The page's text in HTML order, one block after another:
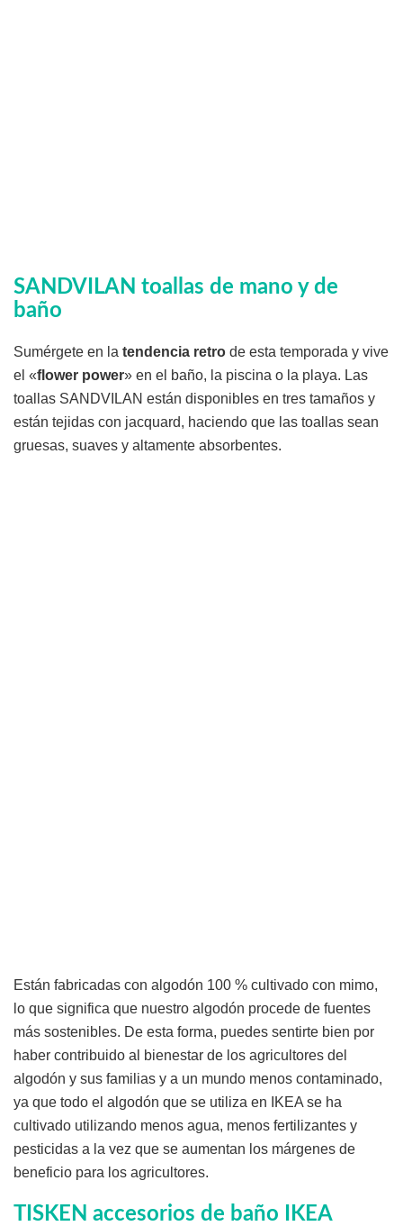
SANDVILAN toallas de mano y de
baño
Sumérgete en la tendencia retro de esta temporada y vive
el «flower power» en el baño, la piscina o la playa. Las
toallas SANDVILAN están disponibles en tres tamaños y
están tejidas con jacquard, haciendo que las toallas sean
gruesas, suaves y altamente absorbentes.
Están fabricadas con algodón 100 % cultivado con mimo,
lo que significa que nuestro algodón procede de fuentes
más sostenibles. De esta forma, puedes sentirte bien por
haber contribuido al bienestar de los agricultores del
algodón y sus familias y a un mundo menos contaminado,
ya que todo el algodón que se utiliza en IKEA se ha
cultivado utilizando menos agua, menos fertilizantes y
pesticidas a la vez que se aumentan los márgenes de
beneficio para los agricultores.
TISKEN accesorios de baño IKEA